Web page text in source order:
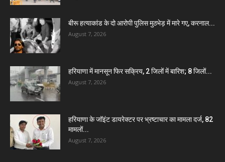
बीरू हत्याकांड के दो आरोपी पुलिस मुठभेड़ में मारे गए, करनाल...
August 7, 2026
हरियाणा में मानसून फिर सक्रिय, 2 जिलों में बारिश; 8 जिलों...
August 7, 2026
हरियाणा के जॉइंट डायरेक्टर पर भ्रष्टाचार का मामला दर्ज, 82
मामलों...
August 7, 2026